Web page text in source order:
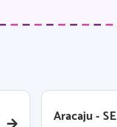
Aracaju - SE